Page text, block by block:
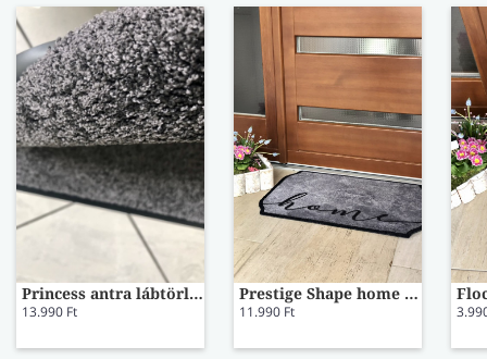
Princess antra lábtörlő 60x80
13.990 Ft
Prestige Shape home marble lábtörlő
11.990 Ft